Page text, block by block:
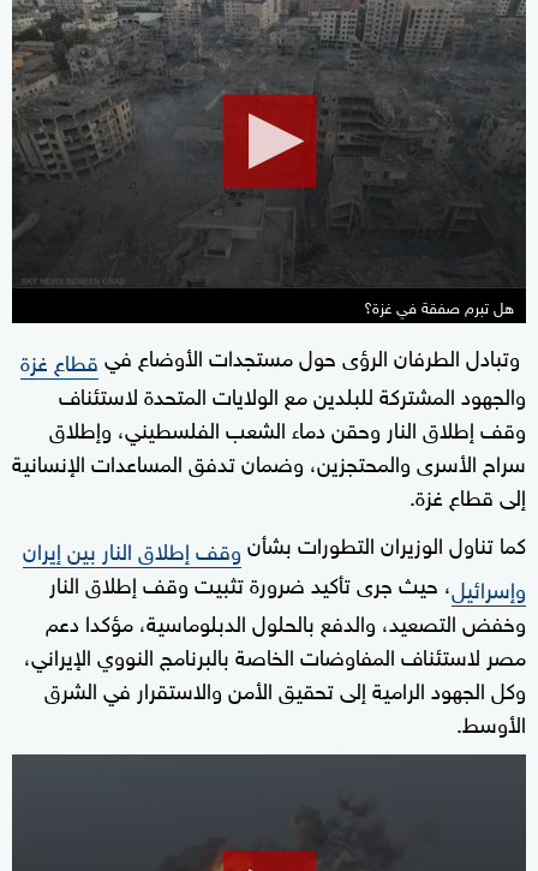
0
seconds
of
27
minutes,
31
هل تبرم صفقة في غزة؟
وتبادل الطرفان الرؤى حول مستجدات الأوضاع فيقطاع غزة
والجهود المشتركة للبلدين مع الولايات المتحدة لاستئناف
وقف إطلاق النار وحقن دماء الشعب الفلسطيني، وإطلاق
سراح الأسرى والمحتجزين، وضمان تدفق المساعدات الإنسانية
إلى قطاع غزة.
كما تناول الوزيران التطورات بشأنوقف إطلاق النار بين إيران
وإسرائيل، حيث جرى تأكيد ضرورة تثبيت وقف إطلاق النار
وخفض التصعيد، والدفع بالحلول الدبلوماسية، مؤكدا دعم
مصر لاستئناف المفاوضات الخاصة بالبرنامج النووي الإيراني،
وكل الجهود الرامية إلى تحقيق الأمن والاستقرار في الشرق
الأوسط.